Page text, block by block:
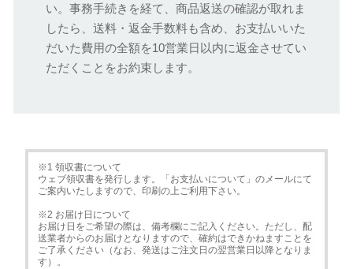
い。事務手続きを経て、商品返送の確認が取れま
したら、送料・返金手数料も含め、お支払いいた
だいた費用の全額を10営業日以内に返金させてい
ただくことをお約束します。
※1 領収書について
ウェブ領収書を発行します。「お支払いについて」のメールにて
ご案内いたしますので、印刷の上ご利用下さい。
※2 お届け日について
お届け日をご希望の際は、備考欄にご記入ください。ただし、配
送業者からのお届けとなりますので、確約はできかねますことを
ご了承ください（なお、発送はご注文日の翌営業日以降となりま
す）。